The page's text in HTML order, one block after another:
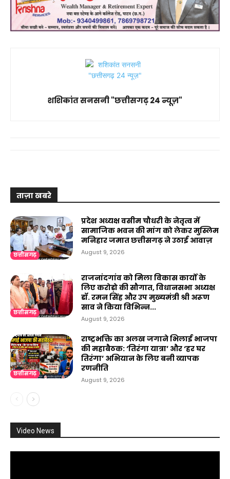
शशिकांत सनसनी "छत्तीसगढ़ 24 न्यूज़"
ताज़ा खबरे
छत्तीसगढ़
प्रदेश अध्यक्ष वसीम चौधरी के नेतृत्व में
सामाजिक भवन की मांग को लेकर मुस्लिम
मनिहार जमात छत्तीसगढ़ ने उठाई आवाज़
August 9, 2026
छत्तीसगढ़
राजनांदगांव को मिला विकास कार्यों के
लिए करोड़ो की सौगात, विधानसभा अध्यक्ष
डॉ. रमन सिंह और उप मुख्यमंत्री श्री अरूण
साव ने किया विभिन्न...
August 9, 2026
छत्तीसगढ़
राष्ट्रभक्ति का अलख जगाने भिलाई भाजपा
की महाबैठक: ‘तिरंगा यात्रा’ और ‘हर घर
तिरंगा’ अभियान के लिए बनी व्यापक
रणनीति
August 9, 2026
Video News